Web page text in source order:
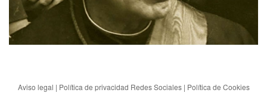
Aviso legal | Política de privacidad Redes Sociales| Política de Cookies